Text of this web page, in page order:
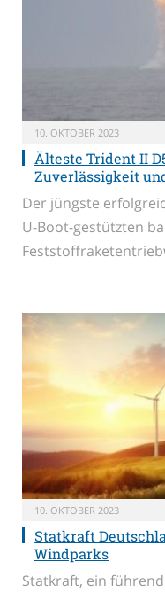
10. OKTOBER 2023
Älteste Trident II
Zuverlässigkeit
Der jüngste
U-Boot-gestützten
10. OKTOBER 2023
Statkraft
Windparks
Statkraft, ein